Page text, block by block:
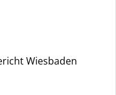
Wiesbaden